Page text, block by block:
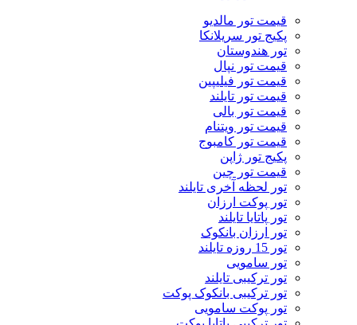
قیمت تور مالدیو
پکیج تور سریلانکا
تور هندوستان
قیمت تور نپال
قیمت تور فیلیپین
قیمت تور تایلند
قیمت تور بالی
قیمت تور ویتنام
قیمت تور کامبوج
پکیج تور ژاپن
قیمت تور چین
تور لحظه آخری تایلند
تور پوکت ارزان
تور پاتايا تايلند
تور ارزان بانکوک
تور 15 روزه تایلند
تور سامویی
تور ترکیبی تایلند
تور ترکیبی بانکوک پوکت
تور پوکت سامویی